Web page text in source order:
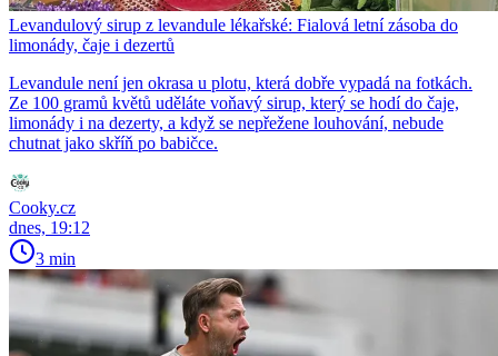
Levandulový sirup z levandule lékařské: Fialová letní zásoba do
limonády, čaje i dezertů
Levandule není jen okrasa u plotu, která dobře vypadá na fotkách.
Ze 100 gramů květů uděláte voňavý sirup, který se hodí do čaje,
limonády i na dezerty, a když se nepřežene louhování, nebude
chutnat jako skříň po babičce.
Cooky.cz
dnes, 19:12
3 min